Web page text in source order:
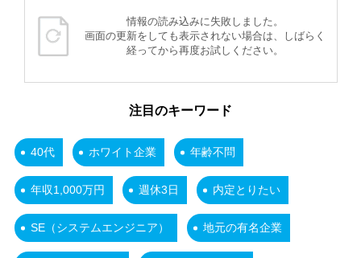
情報の読み込みに失敗しました。
画面の更新をしても表示されない場合は、しばらく
経ってから再度お試しください。
注目のキーワード
40代 ホワイト企業 年齢不問
年収1,000万円 週休3日 内定とりたい
SE（システムエンジニア） 地元の有名企業